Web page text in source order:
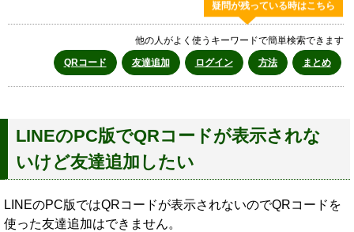
疑問が残っている時はこちら
他の人がよく使うキーワードで簡単検索できます
QRコード
友達追加 ログイン 方法 まとめ
LINEのPC版でQRコードが表示されな
いけど友達追加したい
LINEのPC版ではQRコードが表示されないのでQRコードを
使った友達追加はできません。